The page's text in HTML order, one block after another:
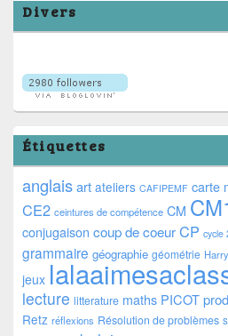
Divers
Étiquettes
anglaisart ateliers CAFIPEMF carte
CE2 ceintures de compétence CM
conjugaison coup de coeurCP cycle
grammaire géographie géométrie
jeux
lecture litterature maths PICOT
Retz réflexions Résolution de problèmes